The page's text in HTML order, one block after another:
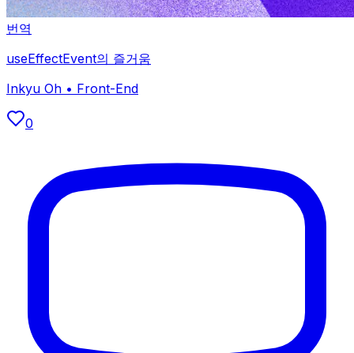
번역
useEffectEvent의 즐거움
Inkyu Oh • Front-End
0